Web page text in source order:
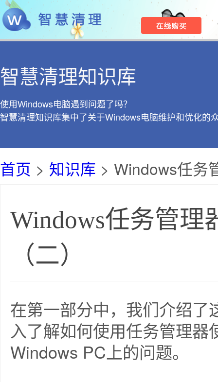
智慧清理知识库
使用Windows电脑遇到问题了吗？
智慧清理知识库集中了关于Windows电脑维护和优化的
首页 > 知识库 > Windows任务
Windows任务管理
（二）
在第一部分中，我们介绍
入了解如何使用任务管理
Windows PC上的问题。